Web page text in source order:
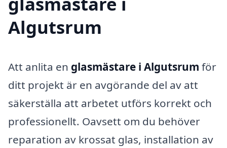
Algutsrum
Att anlita en glasmästare i Algutsrum för
ditt projekt är en avgörande del av att
säkerställa att arbetet utförs korrekt och
professionellt. Oavsett om du behöver
reparation av krossat glas, installation av